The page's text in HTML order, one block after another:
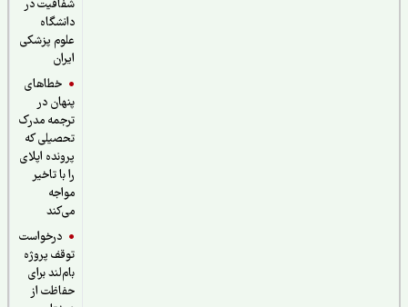
شفافیت در
دانشگاه
علوم پزشکی
خطاهای
پنهان در
ترجمه مدرک
تحصیلی که
پرونده اپلای
را با تاخیر
درخواست
توقف پروژه
بام‌لند برای
حفاظت از